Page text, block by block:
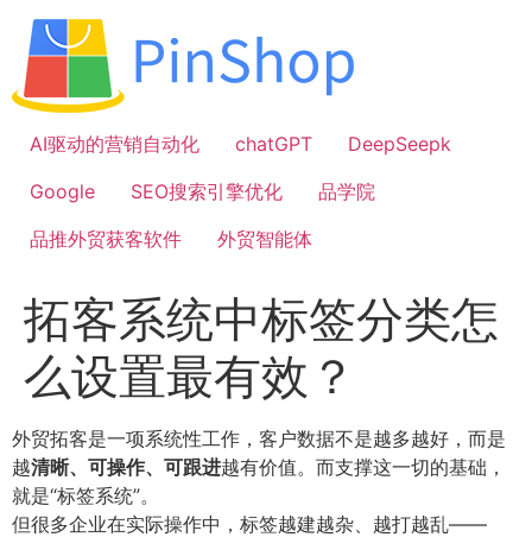
容
AI驱动的营销自动化
chatGPT
DeepSeepk
Google
SEO搜索引擎优化
品学院
品推外贸获客软件
外贸智能体
拓客系统中标签分类怎
么设置最有效？
外贸拓客是一项系统性工作，客户数据不是越多越好，而是
越清晰、可操作、可跟进越有价值。而支撑这一切的基础，
就是“标签系统”。
但很多企业在实际操作中，标签越建越杂、越打越乱——